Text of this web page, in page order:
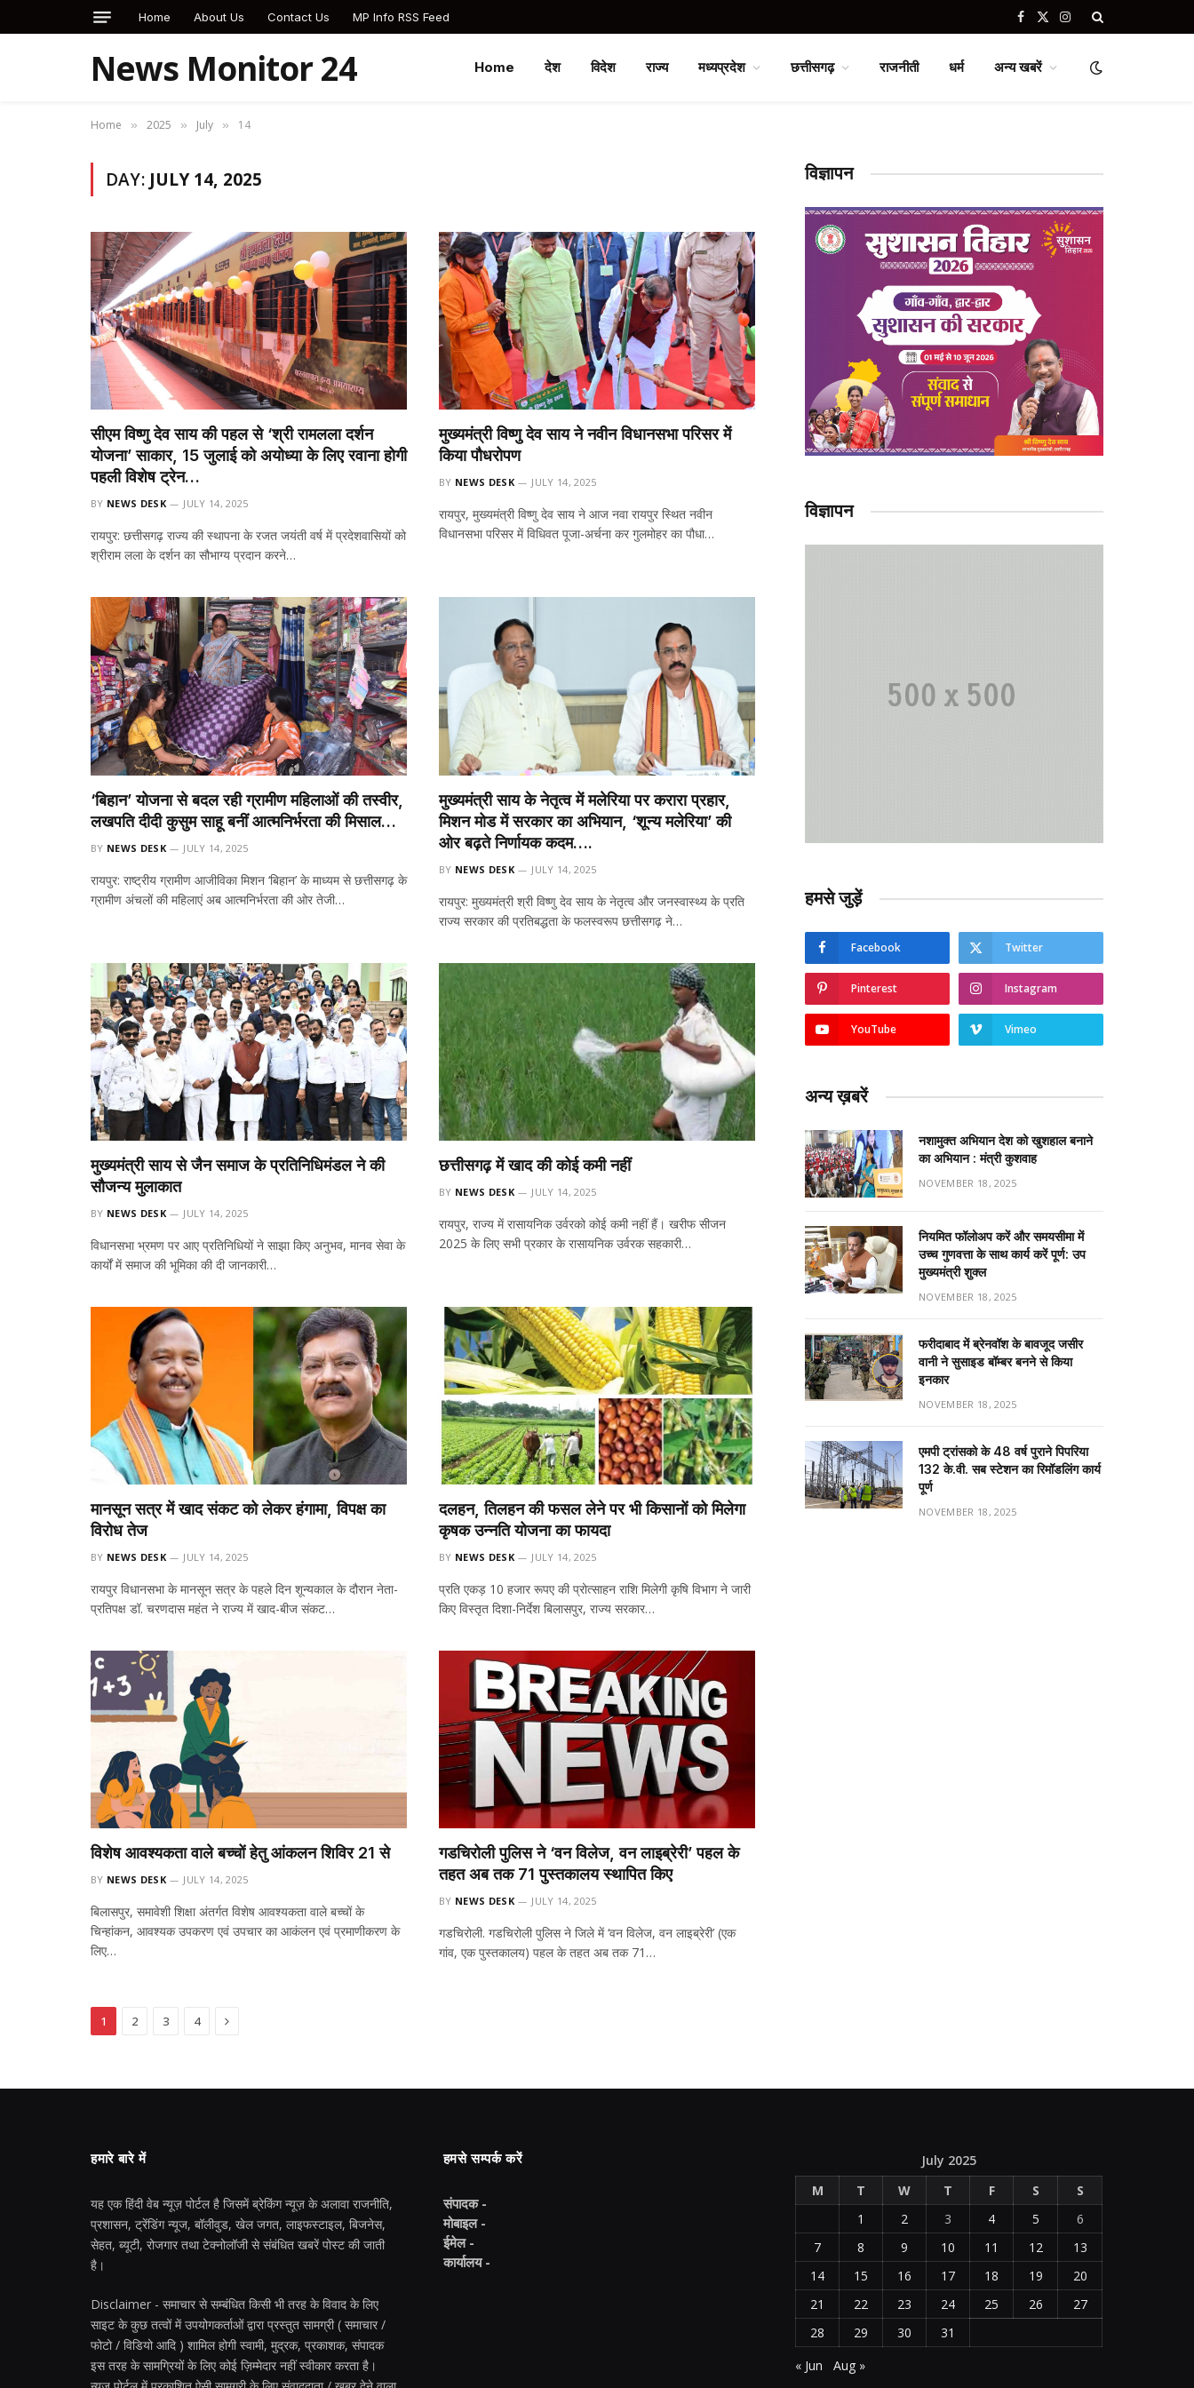
Home About Us Contact Us MP Info RSS Feed Facebook
X
Instagram
News Monitor 24 Home देश विदेश राज्य मध्यप्रदेश छत्तीसगढ़ राजनीती धर्म अन्य खबरें
Home » 2025 » July » 14
DAY: JULY 14, 2025
सीएम विष्णु देव साय की पहल से ‘श्री रामलला दर्शन
योजना’ साकार, 15 जुलाई को अयोध्या के लिए रवाना होगी
पहली विशेष ट्रेन…
BY NEWS DESK JULY 14, 2025
रायपुर: छत्तीसगढ़ राज्य की स्थापना के रजत जयंती वर्ष में प्रदेशवासियों को
श्रीराम लला के दर्शन का सौभाग्य प्रदान करने…
मुख्यमंत्री विष्णु देव साय ने नवीन विधानसभा परिसर में
किया पौधरोपण
BY NEWS DESK JULY 14, 2025
रायपुर, मुख्यमंत्री विष्णु देव साय ने आज नवा रायपुर स्थित नवीन
विधानसभा परिसर में विधिवत पूजा-अर्चना कर गुलमोहर का पौधा…
‘बिहान’ योजना से बदल रही ग्रामीण महिलाओं की तस्वीर,
लखपति दीदी कुसुम साहू बनीं आत्मनिर्भरता की मिसाल…
BY NEWS DESK JULY 14, 2025
रायपुर: राष्ट्रीय ग्रामीण आजीविका मिशन ‘बिहान’ के माध्यम से छत्तीसगढ़ के
ग्रामीण अंचलों की महिलाएं अब आत्मनिर्भरता की ओर तेजी…
मुख्यमंत्री साय के नेतृत्व में मलेरिया पर करारा प्रहार,
मिशन मोड में सरकार का अभियान, ‘शून्य मलेरिया’ की
ओर बढ़ते निर्णायक कदम….
BY NEWS DESK JULY 14, 2025
रायपुर: मुख्यमंत्री श्री विष्णु देव साय के नेतृत्व और जनस्वास्थ्य के प्रति
राज्य सरकार की प्रतिबद्धता के फलस्वरूप छत्तीसगढ़ ने…
मुख्यमंत्री साय से जैन समाज के प्रतिनिधिमंडल ने की
सौजन्य मुलाकात
BY NEWS DESK JULY 14, 2025
विधानसभा भ्रमण पर आए प्रतिनिधियों ने साझा किए अनुभव, मानव सेवा के
कार्यों में समाज की भूमिका की दी जानकारी…
छत्तीसगढ़ में खाद की कोई कमी नहीं
BY NEWS DESK JULY 14, 2025
रायपुर, राज्य में रासायनिक उर्वरको कोई कमी नहीं हैं। खरीफ सीजन
2025 के लिए सभी प्रकार के रासायनिक उर्वरक सहकारी…
मानसून सत्र में खाद संकट को लेकर हंगामा, विपक्ष का
विरोध तेज
BY NEWS DESK JULY 14, 2025
रायपुर विधानसभा के मानसून सत्र के पहले दिन शून्यकाल के दौरान नेता-
प्रतिपक्ष डॉ. चरणदास महंत ने राज्य में खाद-बीज संकट…
दलहन, तिलहन की फसल लेने पर भी किसानों को मिलेगा
कृषक उन्नति योजना का फायदा
BY NEWS DESK JULY 14, 2025
प्रति एकड़ 10 हजार रूपए की प्रोत्साहन राशि मिलेगी कृषि विभाग ने जारी
किए विस्तृत दिशा-निर्देश बिलासपुर, राज्य सरकार…
विशेष आवश्यकता वाले बच्चों हेतु आंकलन शिविर 21 से
BY NEWS DESK JULY 14, 2025
बिलासपुर, समावेशी शिक्षा अंतर्गत विशेष आवश्यकता वाले बच्चों के
चिन्हांकन, आवश्यक उपकरण एवं उपचार का आकंलन एवं प्रमाणीकरण के
लिए…
गडचिरोली पुलिस ने ‘वन विलेज, वन लाइब्रेरी’ पहल के
तहत अब तक 71 पुस्तकालय स्थापित किए
BY NEWS DESK JULY 14, 2025
गडचिरोली. गडचिरोली पुलिस ने जिले में ‘वन विलेज, वन लाइब्रेरी’ (एक
गांव, एक पुस्तकालय) पहल के तहत अब तक 71…
1 2 3 4 Next
विज्ञापन
विज्ञापन
हमसे जुड़ें
Facebook Twitter
Pinterest Instagram
YouTube Vimeo
अन्य ख़बरें
नशामुक्त अभियान देश को खुशहाल बनाने
का अभियान : मंत्री कुशवाह
NOVEMBER 18, 2025
नियमित फॉलोअप करें और समयसीमा में
उच्च गुणवत्ता के साथ कार्य करें पूर्ण: उप
मुख्यमंत्री शुक्ल
NOVEMBER 18, 2025
फरीदाबाद में ब्रेनवॉश के बावजूद जसीर
वानी ने सुसाइड बॉम्बर बनने से किया
इनकार
NOVEMBER 18, 2025
एमपी ट्रांसको के 48 वर्ष पुराने पिपरिया
132 के.वी. सब स्टेशन का रिमॉडलिंग कार्य
पूर्ण
NOVEMBER 18, 2025
हमारे बारे में
यह एक हिंदी वेब न्यूज़ पोर्टल है जिसमें ब्रेकिंग न्यूज़ के अलावा राजनीति,
प्रशासन, ट्रेंडिंग न्यूज, बॉलीवुड, खेल जगत, लाइफस्टाइल, बिजनेस,
सेहत, ब्यूटी, रोजगार तथा टेक्नोलॉजी से संबंधित खबरें पोस्ट की जाती
है।
Disclaimer - समाचार से सम्बंधित किसी भी तरह के विवाद के लिए
साइट के कुछ तत्वों में उपयोगकर्ताओं द्वारा प्रस्तुत सामग्री ( समाचार /
फोटो / विडियो आदि ) शामिल होगी स्वामी, मुद्रक, प्रकाशक, संपादक
इस तरह के सामग्रियों के लिए कोई ज़िम्मेदार नहीं स्वीकार करता है।
हमसे सम्पर्क करें
संपादक -
मोबाइल -
ईमेल -
कार्यालय -
July 2025
M
T W T F S
S
1
2 3 4 5
6
7
8 9 10 11 12
13
14
15 16 17 18 19
20
21
22 23 24 25 26
27
28
29 30
31
« Jun
Aug »